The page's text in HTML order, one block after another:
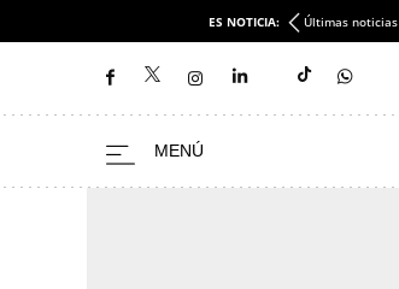
ES NOTICIA: Últimas noticias